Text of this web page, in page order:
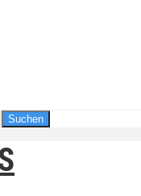
Suchen